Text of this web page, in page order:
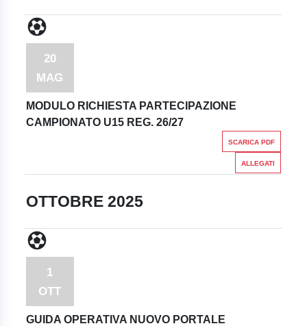
20
MAG
MODULO RICHIESTA PARTECIPAZIONE
CAMPIONATO U15 REG. 26/27
SCARICA PDF
ALLEGATI
OTTOBRE 2025
1
OTT
GUIDA OPERATIVA NUOVO PORTALE